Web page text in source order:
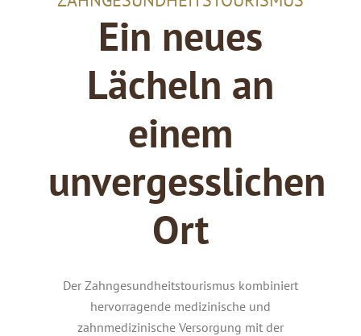
Ein neues
Lächeln an
einem
unvergesslichen
Ort
Der Zahngesundheitstourismus kombiniert
hervorragende medizinische und
zahnmedizinische Versorgung mit der